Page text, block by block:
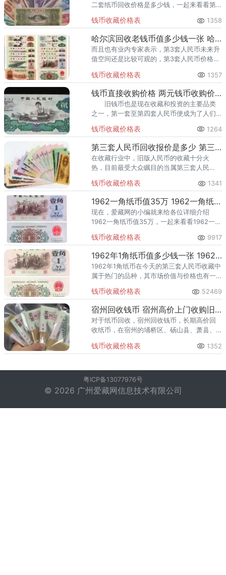
二套纸币回收价格是多少钱，一起来看看第
三套人民币，第二套纸币大全套已经增值了
十多万元。
钱币收藏价格表 1358
哈尔滨回收老钱币值多少钱一张 哈尔滨回收老钱币价格表
而且也有业内专家表示，第3套人民币未来升
值空间还是比较可观的，第3套人民币价格也
钱币收藏价格表 1357
钱币直接收购价格 两元钱币收购价格图片
旧钱币也是现在收藏和投资的主要品类
之一，第一套至第四套人民币便成为了人们
钱币收藏价格表 1264
第三套人民币回收报价是多少 第三套人民币回收报价表一览
在收藏行业中，旧版人民币的收藏十分火
热，目前最受大众瞩目的当属第三套人民
民币，其收藏潜力也不容小觑。
钱币收藏价格表 1341
1962一角纸币值35万 1962一角纸币现在值多少钱一张
现在，爱藏网的小编就来给各位详细介绍
1962一角纸币值35万，一起来看看1962一角
钱币收藏价格表 9917
1962年1角纸币值多少钱一张 1962年1角纸币最新报价表一览
1962年1角纸币在今天的第三套人民币收藏中
属于热门的品种，其市场价值与价格也有一
的人数也有了新的增长，未来这款1962年1角
纸币的收藏
钱币收藏价格表 52469
宿州回收钱币 宿州高价上门收购旧版人民币
对于纸币回收，宿州回收钱币，长期高价回
收纸币，在宿州的埇桥区、砀山县、萧县、
信回收旧版纸币，高价回收，量大可上门回
钱币收藏价格表 1352
粤ICP备13077976号
© 2026 广州爱藏网信息技术有限公司